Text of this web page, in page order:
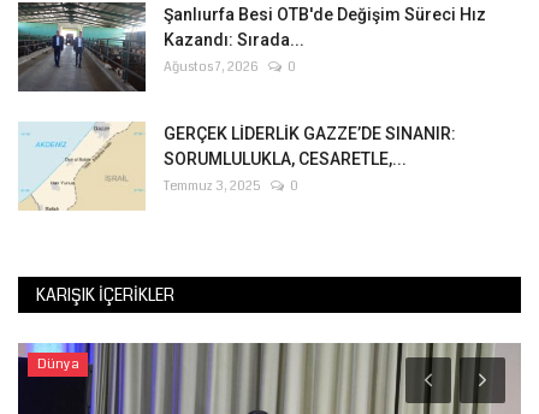
Şanlıurfa Besi OTB'de Değişim Süreci Hız
Kazandı: Sırada...
Ağustos 7, 2026 0
GERÇEK LİDERLİK GAZZE’DE SINANIR:
SORUMLULUKLA, CESARETLE,...
Temmuz 3, 2025 0
KARIŞIK İÇERIKLER
Dünya